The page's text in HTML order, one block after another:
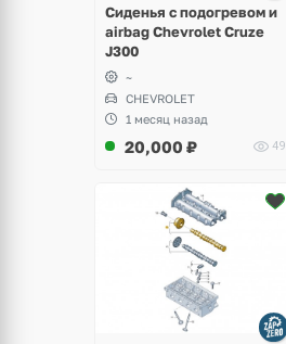
Сиденья с подогревом и
airbag Chevrolet Cruze
J300
~
CHEVROLET
1 месяц назад
20,000 ₽ 49
2 фото